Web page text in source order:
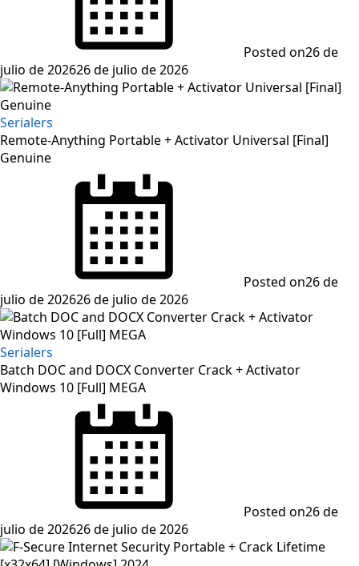
Posted on26 de
julio de 202626 de julio de 2026
Serialers
Remote-Anything Portable + Activator Universal [Final]
Genuine
Posted on26 de
julio de 202626 de julio de 2026
Serialers
Batch DOC and DOCX Converter Crack + Activator
Windows 10 [Full] MEGA
Posted on26 de
julio de 202626 de julio de 2026